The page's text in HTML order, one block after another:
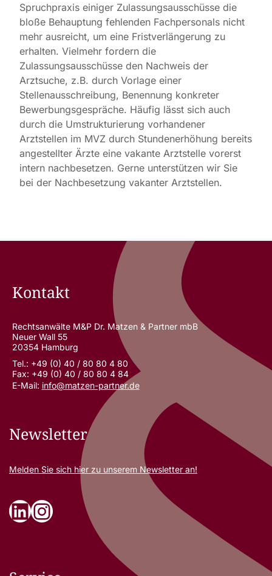
Spruchpraxis einiger Zulassungsausschüsse die
bloße Behauptung fehlenden Fachpersonals nicht
mehr ausreicht, um eine Fristverlängerung zu
erhalten. Vielmehr fordern die
Zulassungsausschüsse den Nachweis der
Arztsuche, z.B. durch Vorlage einer
Stellenausschreibung, Benennung konkreter
Bewerbungsgespräche. Häufig lässt sich auch
durch die Umstrukturierung vorhandener
Arztstellen im MVZ durch Stundenerhöhung bereits
angestellter Ärzte eine vakante Arztstelle vorerst
intern nachbesetzen. Gerne unterstützen wir Sie
bei der Nachbesetzung vakanter Arztstellen.
Kontakt
Rechtsanwälte M&P Dr. Matzen & Partner mbB
Neuer Wall 55
20354 Hamburg
Tel.: +49 (0) 40 / 80 80 4 80
Fax: +49 (0) 40 / 80 80 4 84
E-Mail: info@matzen-partner.de
Newsletter
Melden Sie sich hier zu unserem Newsletter an!
LinkedIn
Instagram